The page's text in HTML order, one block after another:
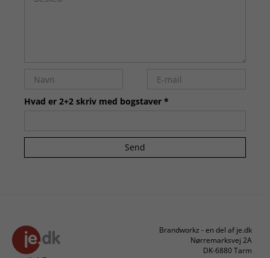
Hvad er 2+2 skriv med bogstaver *
Send
Brandworkz - en del af je.dk
Nørremarksvej 2A
DK-6880 Tarm